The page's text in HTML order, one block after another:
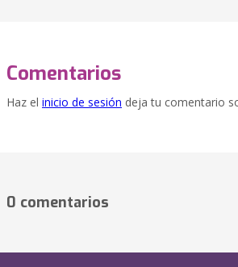
Comentarios
Haz el inicio de sesión deja tu comentario
0 comentarios